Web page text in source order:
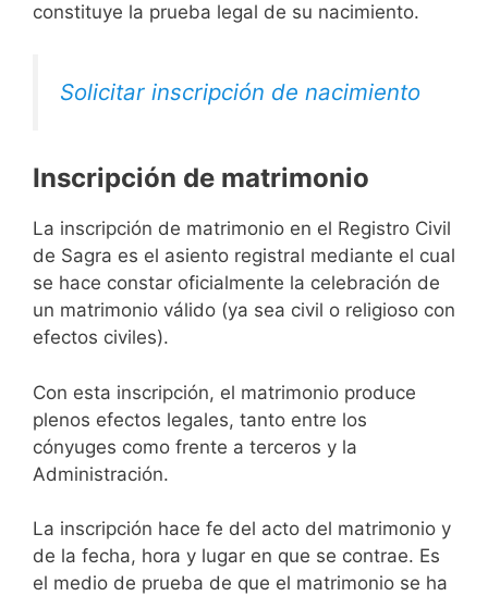
constituye la prueba legal de su nacimiento.
Solicitar inscripción de nacimiento
Inscripción de matrimonio
La inscripción de matrimonio en el Registro Civil
de Sagra es el asiento registral mediante el cual
se hace constar oficialmente la celebración de
un matrimonio válido (ya sea civil o religioso con
efectos civiles).
Con esta inscripción, el matrimonio produce
plenos efectos legales, tanto entre los
cónyuges como frente a terceros y la
Administración.
La inscripción hace fe del acto del matrimonio y
de la fecha, hora y lugar en que se contrae. Es
el medio de prueba de que el matrimonio se ha